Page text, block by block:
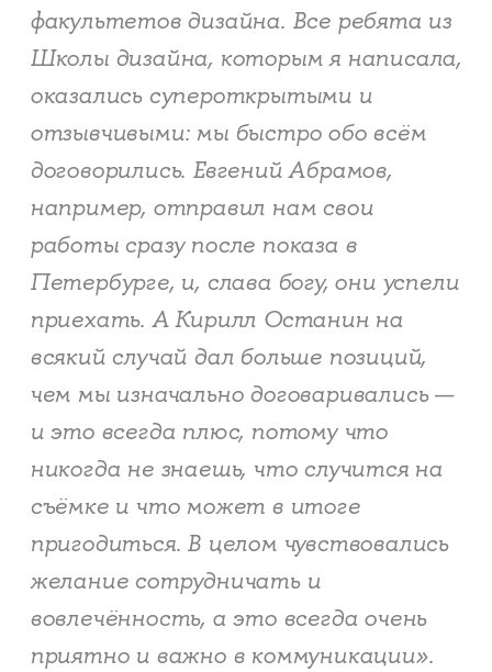
факультетов дизайна. Все ребята из
Школы дизайна, которым я написала,
оказались супероткрытыми и
отзывчивыми: мы быстро обо всём
договорились. Евгений Абрамов,
например, отправил нам свои
работы сразу после показа в
Петербурге, и, слава богу, они успели
приехать. А Кирилл Останин на
всякий случай дал больше позиций,
чем мы изначально договаривались —
и это всегда плюс, потому что
никогда не знаешь, что случится на
съёмке и что может в итоге
пригодиться. В целом чувствовались
желание сотрудничать и
вовлечённость, а это всегда очень
приятно и важно в коммуникации».